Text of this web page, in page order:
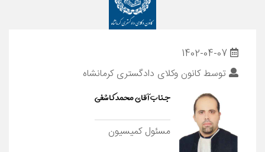
توسطکانون وکلای دادگستری کرمانشاه
جناب آقای محمد کاشفی
مسئول کمیسیون